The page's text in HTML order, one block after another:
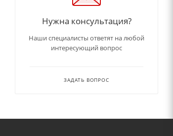
Нужна консультация?
Наши специалисты ответят на любой
интересующий вопрос
ЗАДАТЬ ВОПРОС